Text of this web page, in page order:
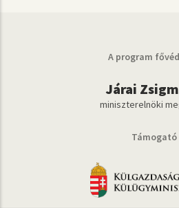
A program
Járai
miniszterelnöki
Támogató